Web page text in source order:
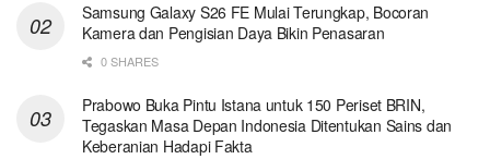
Samsung Galaxy S26 FE Mulai Terungkap, Bocoran
Kamera dan Pengisian Daya Bikin Penasaran
0 SHARES
Prabowo Buka Pintu Istana untuk 150 Periset BRIN,
Tegaskan Masa Depan Indonesia Ditentukan Sains dan
Keberanian Hadapi Fakta